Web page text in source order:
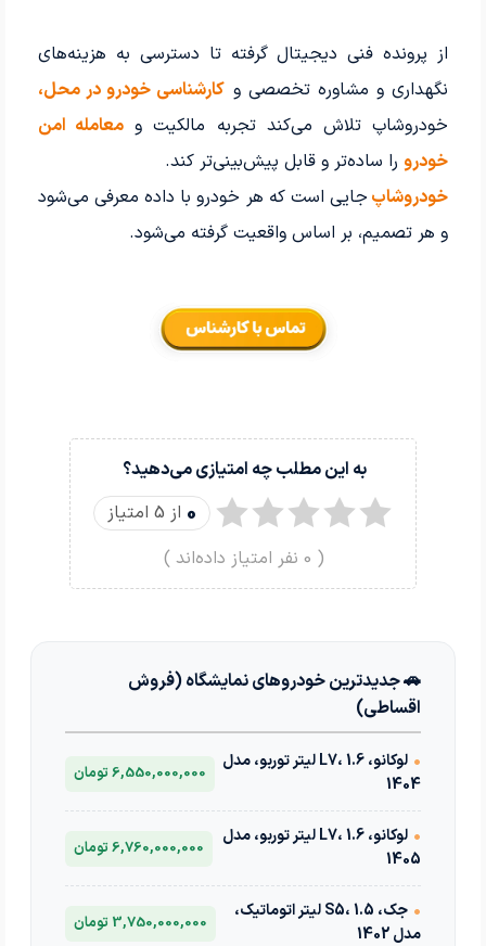
از پرونده فنی دیجیتال گرفته تا دسترسی به هزینه‌های
نگهداری و مشاوره تخصصی و کارشناسی خودرو در محل،
خودروشاپ تلاش می‌کند تجربه مالکیت و معامله امن
خودرورا ساده‌تر و قابل پیش‌بینی‌تر کند.
خودروشاپ جایی است که هر خودرو با داده معرفی می‌شود
و هر تصمیم، بر اساس واقعیت گرفته می‌شود.
به این مطلب چه امتیازی می‌دهید؟
0 از 5 امتیاز
(
0 نفر امتیاز داده‌اند )
🚗 جدیدترین خودروهای نمایشگاه (فروش
اقساطی)
•
لوکانو، L7، 1.6 لیتر توربو، مدل
1404
6,550,000,000 تومان
•
لوکانو، L7، 1.6 لیتر توربو، مدل
1405
6,760,000,000 تومان
•
جک، S5، 1.5 لیتر اتوماتیک،
مدل 1402
3,750,000,000 تومان